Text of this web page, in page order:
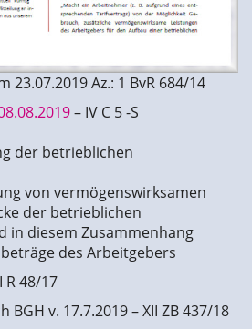
23.07.2019 Az.: 1 BvR 684/14
– IV C 5 -S
der betrieblichen
von vermögenswirksamen
der betrieblichen
in diesem Zusammenhang
des Arbeitgebers
R 48/17
v. 17.7.2019 – XII ZB 437/18